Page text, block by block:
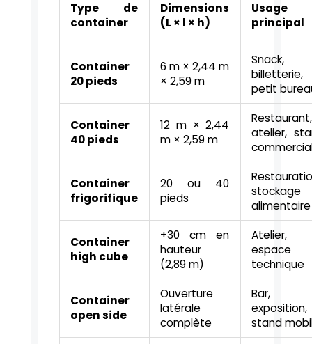
Type de
container
Dimensions
(L × l × h)
Usage
principal
Container
20 pieds
6 m × 2,44 m
× 2,59 m
Snack,
billetterie,
petit
Container
40 pieds
12 m × 2,44
m × 2,59 m
Restaurant,
atelier,
Container
frigorifique
20 ou 40
pieds
stockage
alimentaire
Container
high cube
+30 cm en
hauteur
(2,89 m)
Atelier,
espace
technique
Container
open side
Ouverture
latérale
complète
Bar,
exposition,
stand